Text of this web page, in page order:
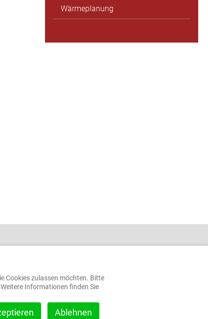
Wärmeplanung
Bauplätze
Gemeinderat
Formulare
Cookies zulassen möchten. Bitte
Informationen finden Sie
Ablehnen